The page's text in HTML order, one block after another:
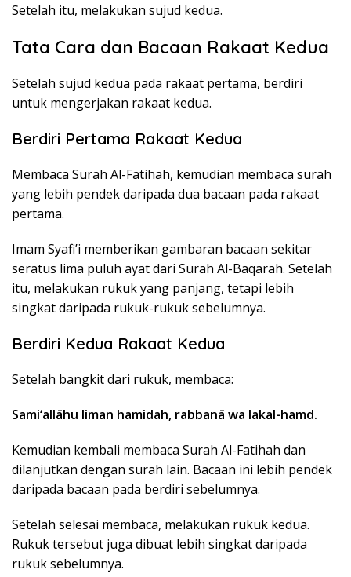
Setelah itu, melakukan sujud kedua.
Tata Cara dan Bacaan Rakaat Kedua
Setelah sujud kedua pada rakaat pertama, berdiri
untuk mengerjakan rakaat kedua.
Berdiri Pertama Rakaat Kedua
Membaca Surah Al-Fatihah, kemudian membaca surah
yang lebih pendek daripada dua bacaan pada rakaat
pertama.
Imam Syafi’i memberikan gambaran bacaan sekitar
seratus lima puluh ayat dari Surah Al-Baqarah. Setelah
itu, melakukan rukuk yang panjang, tetapi lebih
singkat daripada rukuk-rukuk sebelumnya.
Berdiri Kedua Rakaat Kedua
Setelah bangkit dari rukuk, membaca:
Sami‘allāhu liman hamidah, rabbanā wa lakal-hamd.
Kemudian kembali membaca Surah Al-Fatihah dan
dilanjutkan dengan surah lain. Bacaan ini lebih pendek
daripada bacaan pada berdiri sebelumnya.
Setelah selesai membaca, melakukan rukuk kedua.
Rukuk tersebut juga dibuat lebih singkat daripada
rukuk sebelumnya.